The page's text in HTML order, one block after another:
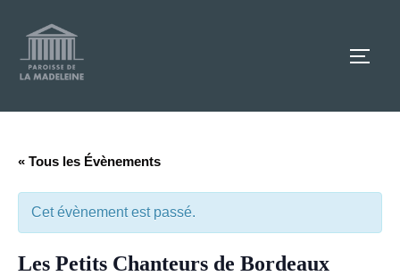
contenu
« Tous les Évènements
Cet évènement est passé.
Les Petits Chanteurs de Bordeaux